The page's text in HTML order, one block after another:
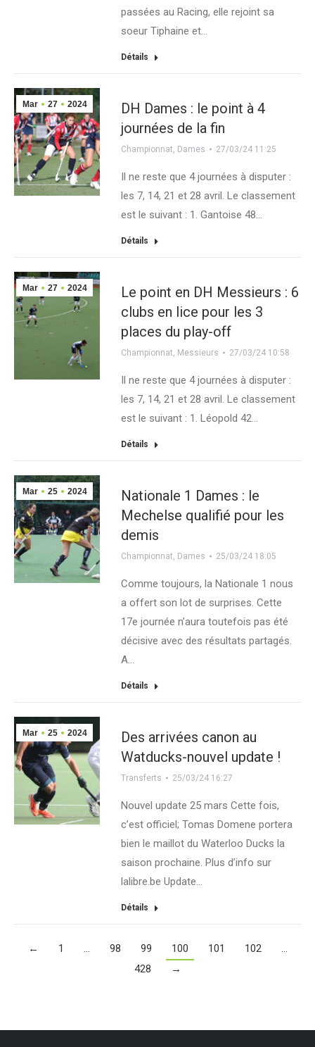
passées au Racing, elle rejoint sa
soeur Tiphaine et…
Détails
Mar 27 2024
DH Dames : le point à 4
journées de la fin
Championnat, Dames 27/03/24 11:25
Il ne reste que 4 journées à disputer :
les 7, 14, 21 et 28 avril. Le classement
est le suivant : 1. Gantoise 48…
Détails
Mar 27 2024
Le point en DH Messieurs : 6
clubs en lice pour les 3
places du play-off
Championnat, Messieurs 27/03/24 10:58
Il ne reste que 4 journées à disputer :
les 7, 14, 21 et 28 avril. Le classement
est le suivant : 1. Léopold 42…
Détails
Mar 25 2024
Nationale 1 Dames : le
Mechelse qualifié pour les
demis
Championnat, Dames 25/03/24 18:05
Comme toujours, la Nationale 1 nous
a offert son lot de surprises. Cette
17e journée n’aura toutefois pas été
décisive avec des résultats partagés.
A…
Détails
Mar 25 2024
Des arrivées canon au
Watducks-nouvel update !
Transferts 25/03/24 16:27
Nouvel update 25 mars Cette fois,
c’est officiel; Tomas Domene portera
bien le maillot du Waterloo Ducks la
saison prochaine. Plus d’info sur
lalibre.be Update…
Détails
← 1 … 98 99 100 101 102
…
428
→